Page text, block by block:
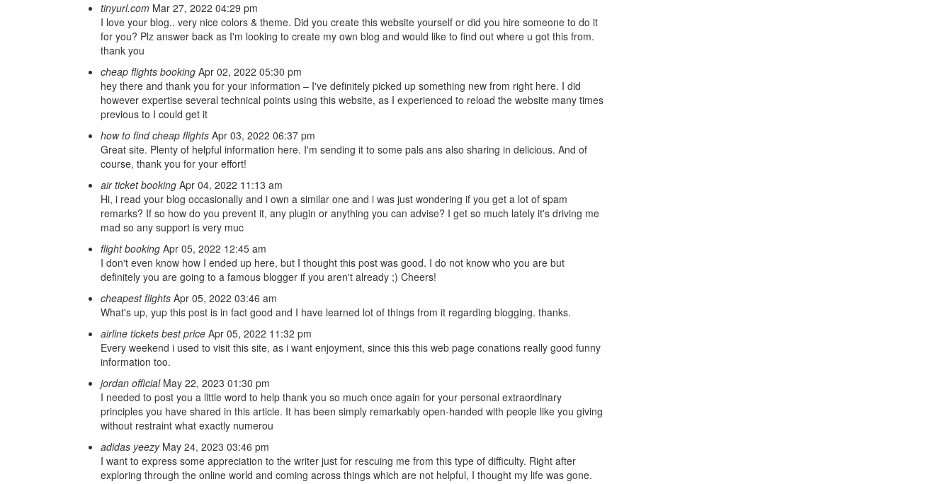
tinyurl.com Mar 27, 2022 04:29 pm
I love your blog.. very nice colors & theme. Did you create this website yourself or did you hire someone to do it
for you? Plz answer back as I'm looking to create my own blog and would like to find out where u got this from.
thank you
cheap flights booking Apr 02, 2022 05:30 pm
hey there and thank you for your information – I've definitely picked up something new from right here. I did
however expertise several technical points using this website, as I experienced to reload the website many times
previous to I could get it
how to find cheap flights Apr 03, 2022 06:37 pm
Great site. Plenty of helpful information here. I'm sending it to some pals ans also sharing in delicious. And of
course, thank you for your effort!
air ticket booking Apr 04, 2022 11:13 am
Hi, i read your blog occasionally and i own a similar one and i was just wondering if you get a lot of spam
remarks? If so how do you prevent it, any plugin or anything you can advise? I get so much lately it's driving me
mad so any support is very muc
flight booking Apr 05, 2022 12:45 am
I don't even know how I ended up here, but I thought this post was good. I do not know who you are but
definitely you are going to a famous blogger if you aren't already ;) Cheers!
cheapest flights Apr 05, 2022 03:46 am
What's up, yup this post is in fact good and I have learned lot of things from it regarding blogging. thanks.
airline tickets best price Apr 05, 2022 11:32 pm
Every weekend i used to visit this site, as i want enjoyment, since this this web page conations really good funny
information too.
jordan official May 22, 2023 01:30 pm
I needed to post you a little word to help thank you so much once again for your personal extraordinary
principles you have shared in this article. It has been simply remarkably open-handed with people like you giving
without restraint what exactly numerou
adidas yeezy May 24, 2023 03:46 pm
I want to express some appreciation to the writer just for rescuing me from this type of difficulty. Right after
exploring through the online world and coming across things which are not helpful, I thought my life was gone.